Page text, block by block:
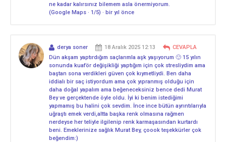
ne kadar kalırsınız bilemem asla önermiyorum.
(Google Maps · 1/5) · bir yıl önce
derya soner 18 Aralık 2025 12:13
CEVAPLA
Dün akşam yaptırdığım saçlarımla aşk yaşıyorum 🙂 15 yılın
sonunda kuaför değişikliği yaptığım için çok stresliydim ama
baştan sona verdikleri güven çok kıymetliydi. Ben daha
iddialı bir saç istiyordum ama çok yıpranmış olduğu için
daha doğal yapalım ama beğeneceksiniz bence dedi Murat
Bey ve gerçektende öyle oldu. İyi ki benim istediğimi
yapmamış bu halini çok sevdim. İnce ince bütün ayrıntılarıyla
uğraştı emek verdi,altta başka renk olmasına rağmen
nerdeyse her teliyle ilgilenip renk karmaşasından kurtardı
beni. Emeklerinize sağlık Murat Bey, çoook teşekkürler çok
beğendim:)